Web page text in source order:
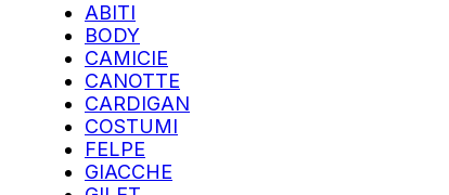
ABITI
BODY
CAMICIE
CANOTTE
CARDIGAN
COSTUMI
FELPE
GIACCHE